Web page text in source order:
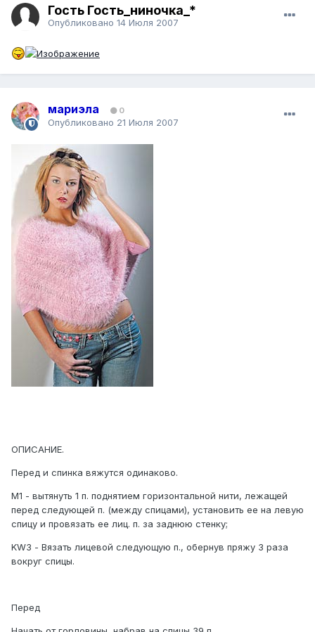
Гость Гость_ниночка_*
Опубликовано 14 Июля 2007
мариэла 0
Опубликовано 21 Июля 2007
ОПИСАНИЕ.
Перед и спинка вяжутся одинаково.
M1 - вытянуть 1 п. поднятием горизонтальной нити, лежащей
перед следующей п. (между спицами), установить ее на левую
спицу и провязать ее лиц. п. за заднюю стенку;
KW3 - Вязать лицевой следующую п., обернув пряжу 3 раза
вокруг спицы.
Перед